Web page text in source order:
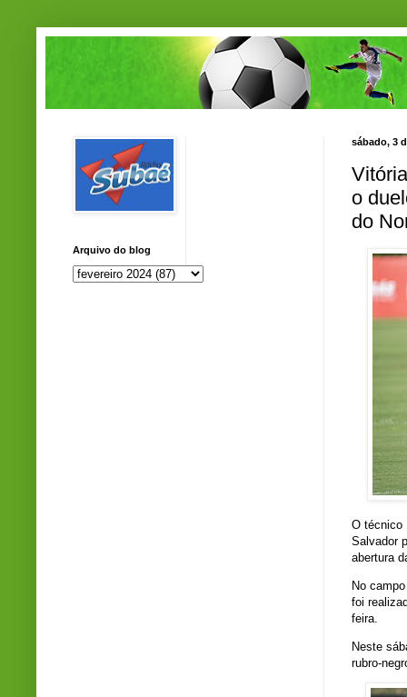
sábado, 3
o
do
O técnico
Salvador
abertura
No
foi
feira.
Neste
rubro-
Arquivo do blog